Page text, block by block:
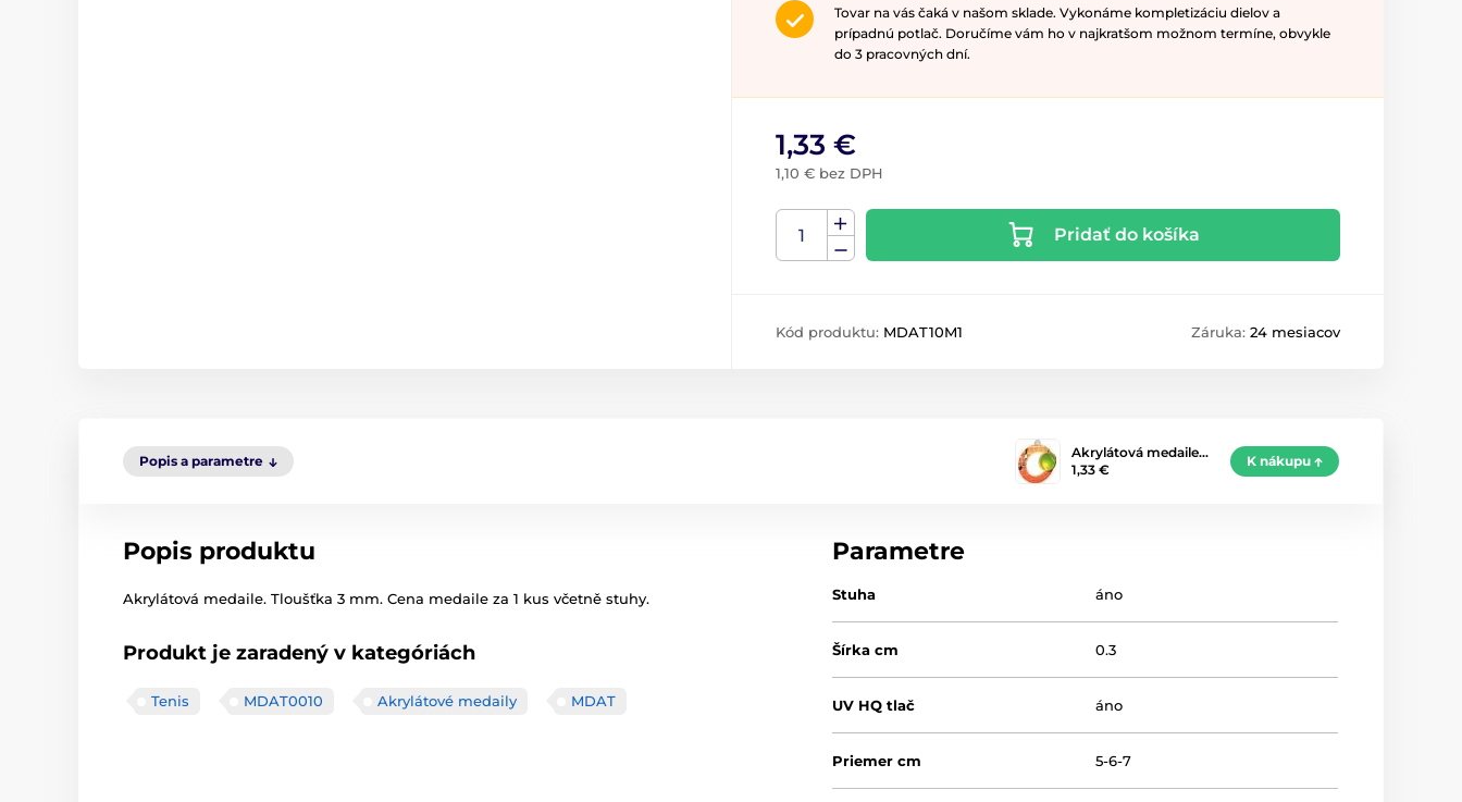
Tovar na vás čaká v našom sklade. Vykonáme kompletizáciu dielov a
prípadnú potlač. Doručíme vám ho v najkratšom možnom termíne, obvykle
do 3 pracovných dní.
1,33 €
1,10 € bez DPH
Pridať do košíka
Kód produktu: MDAT10M1 Záruka: 24 mesiacov
Popis a parametre
Akrylátová medaile…
1,33 €
K nákupu
Popis produktu
Akrylátová medaile. Tloušťka 3 mm. Cena medaile za 1 kus včetně stuhy.
Produkt je zaradený v kategóriách
Tenis MDAT0010 Akrylátové medaily MDAT
Parametre
Stuha áno
Šírka cm 0.3
UV HQ tlač áno
Priemer cm 5-6-7